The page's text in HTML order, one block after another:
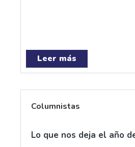
Leer más
Columnistas
Lo que nos deja el año